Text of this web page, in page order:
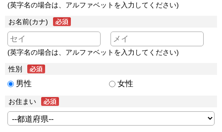
(英字名の場合は、アルファベットを入力してください)
お名前(カナ)
(英字名の場合は、アルファベットを入力してください)
性別
男性 女性
お住まい